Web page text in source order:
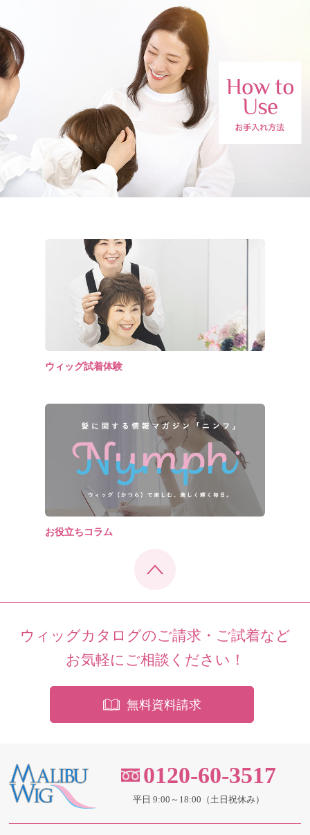
ウィッグ試着体験
お役立ちコラム
ウィッグカタログのご請求・ご試着など
お気軽にご相談ください！
無料資料請求
0120-60-3517
平日 9:00～18:00（土日祝休み）